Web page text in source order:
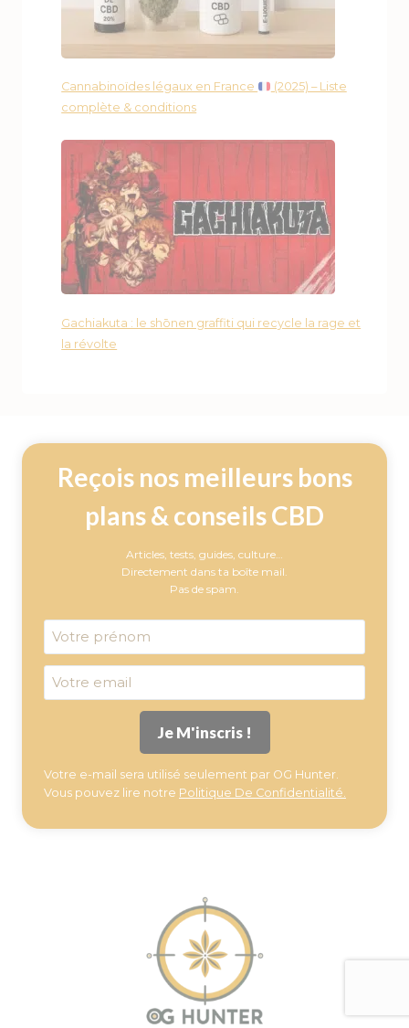
Cannabinoïdes légaux en France
(2025) – Liste
complète & conditions
Gachiakuta : le shōnen graffiti qui recycle la rage et
la révolte
Reçois nos meilleurs bons
plans & conseils CBD
Articles, tests, guides, culture…
Directement dans ta boîte mail.
Pas de spam.
Votre e-mail sera utilisé seulement par OG Hunter.
Vous pouvez lire notre Politique De Confidentialité.